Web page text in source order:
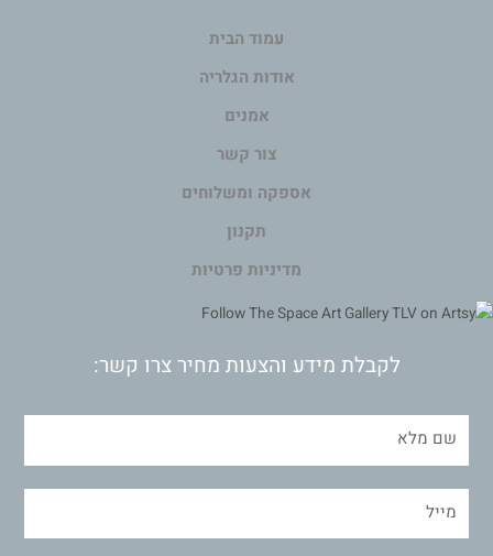
עמוד הבית
אודות הגלריה
אמנים
צור קשר
אספקה ומשלוחים
תקנון
מדיניות פרטיות
לקבלת מידע והצעות מחיר צרו קשר: